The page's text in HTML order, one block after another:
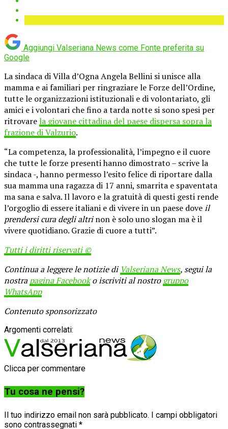
Aggiungi Valseriana News come Fonte preferita su
Google
La sindaca di Villa d’Ogna Angela Bellini si unisce alla
mamma e ai familiari per ringraziare le Forze dell’Ordine,
tutte le organizzazioni istituzionali e di volontariato, gli
amici e i volontari che fino a tarda notte si sono spesi per
ritrovarela giovane cittadina del paese dispersa sopra la
frazione di Valzurio.
“La competenza, la professionalità, l’impegno e il cuore
che tutte le forze presenti hanno dimostrato – scrive la
sindaca -, hanno permesso l’esito felice di riportare dalla
sua mamma una ragazza di 17 anni, smarrita e spaventata
ma sana e salva. Il lavoro e la gratuità di questi gesti rende
l’orgoglio di essere italiani e di vivere in un paese doveil
prendersi cura degli altrinon è solo uno slogan ma è il
vivere quotidiano. Grazie di cuore a tutti”.
Tutti i diritti riservati ©
Continua a leggere le notizie di Valseriana News, segui la
nostrapagina Facebooko iscriviti al nostrogruppo
WhatsApp
Contenuto sponsorizzato
Argomenti correlati:
Clicca per commentare
Tu cosa ne pensi?
Il tuo indirizzo email non sarà pubblicato. I campi obbligatori
sono contrassegnati *